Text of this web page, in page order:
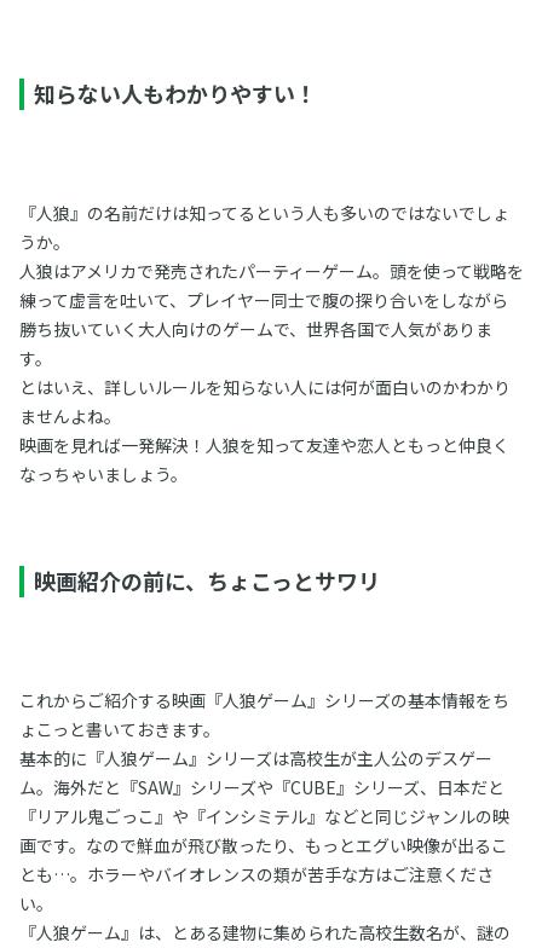
知らない人もわかりやすい！
『人狼』の名前だけは知ってるという人も多いのではないでしょ
うか。
人狼はアメリカで発売されたパーティーゲーム。頭を使って戦略を
練って虚言を吐いて、プレイヤー同士で腹の探り合いをしながら
勝ち抜いていく大人向けのゲームで、世界各国で人気がありま
す。
とはいえ、詳しいルールを知らない人には何が面白いのかわかり
ませんよね。
映画を見れば一発解決！人狼を知って友達や恋人ともっと仲良く
なっちゃいましょう。
映画紹介の前に、ちょこっとサワリ
これからご紹介する映画『人狼ゲーム』シリーズの基本情報をち
ょこっと書いておきます。
基本的に『人狼ゲーム』シリーズは高校生が主人公のデスゲー
ム。海外だと『SAW』シリーズや『CUBE』シリーズ、日本だと
『リアル鬼ごっこ』や『インシミテル』などと同じジャンルの映
画です。なので鮮血が飛び散ったり、もっとエグい映像が出るこ
とも…。ホラーやバイオレンスの類が苦手な方はご注意くださ
い。
『人狼ゲーム』は、とある建物に集められた高校生数名が、謎の